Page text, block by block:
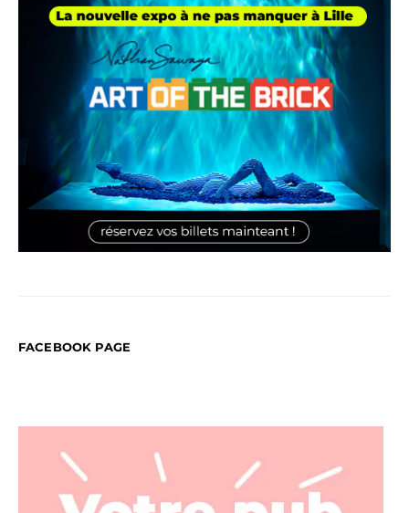
FACEBOOK PAGE